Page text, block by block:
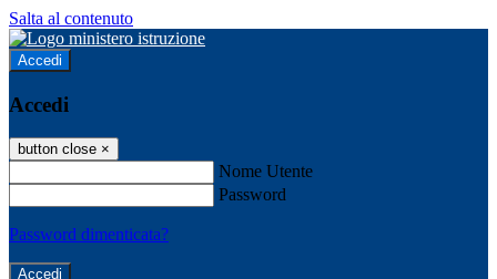
Salta al contenuto
Accedi
Accedi
button close ×
Nome Utente
Password
Password dimenticata?